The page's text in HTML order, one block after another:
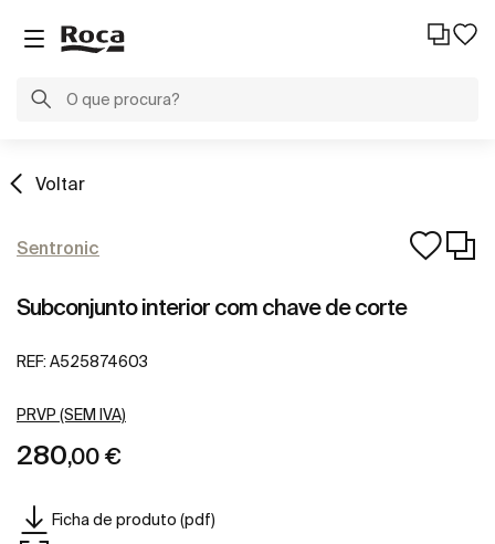
Voltar
Sentronic
Subconjunto interior com chave de corte
REF: A525874603
PRVP (SEM IVA)
280,00 €
Ficha de produto (pdf)